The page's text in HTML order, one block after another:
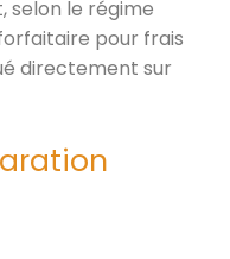
selon le régime
pour frais
directement sur